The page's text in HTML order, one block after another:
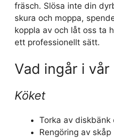
fräsch. Slösa inte din
skura och moppa,
koppla av och låt oss ta
ett professionellt sätt.
Vad ingår i
Köket
Torka av diskbänk
Rengöring av skåp